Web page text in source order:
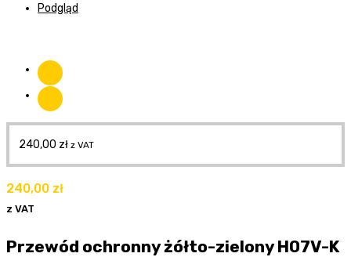
Podgląd
240,00 zł z VAT
240,00 zł
z VAT
Przewód ochronny żółto-zielony H07V-K